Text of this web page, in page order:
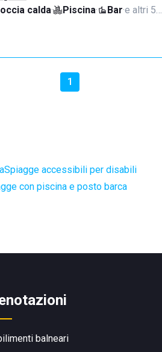
calda· Piscina· Bar·e altri 5…
1
Spiagge accessibili per disabili
con piscina e posto barca
balneari